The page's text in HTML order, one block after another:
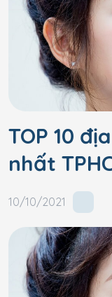
TOP 10
nhất
10/10/2021